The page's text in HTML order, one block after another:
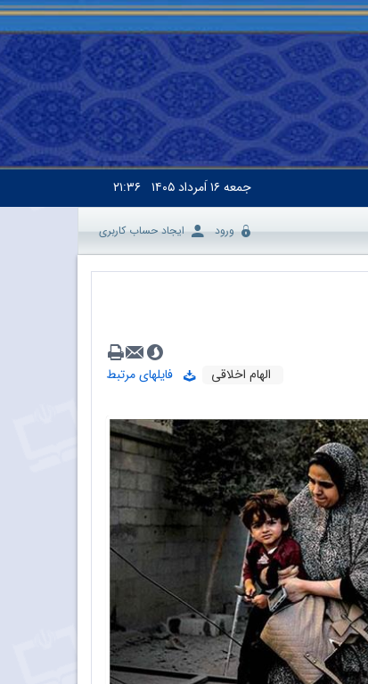
جمعه۱۶ اَمرداد ۱۴۰۵ ۲۱:۳۶
ورود ایجاد حساب کاربری
الهام اخلاقی
فایلهای مرتبط